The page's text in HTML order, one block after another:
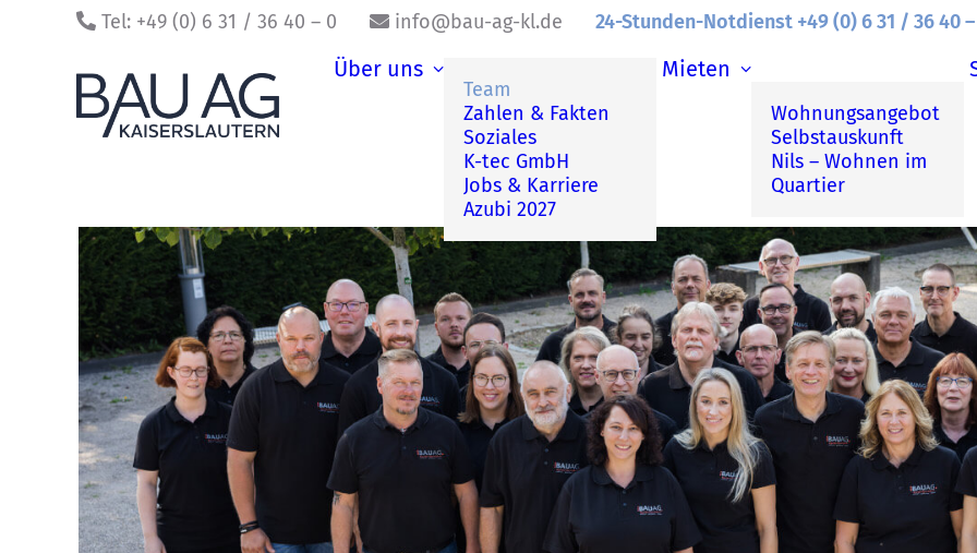
Tel: +49 (0) 6 31 / 36 40 – 0 info@bau-ag-kl.de 24-Stunden-Notdienst +49 (0) 6 31 / 36 40 –
Über uns
Team
Zahlen & Fakten
Soziales
K-tec GmbH
Jobs & Karriere
Azubi 2027
Mieten
Wohnungsangebot
Selbstauskunft
Nils – Wohnen im
Quartier